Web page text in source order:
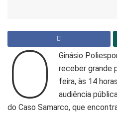
O
Ginásio
receber grande
feira, às 14
audiência
do Caso Samarco, que